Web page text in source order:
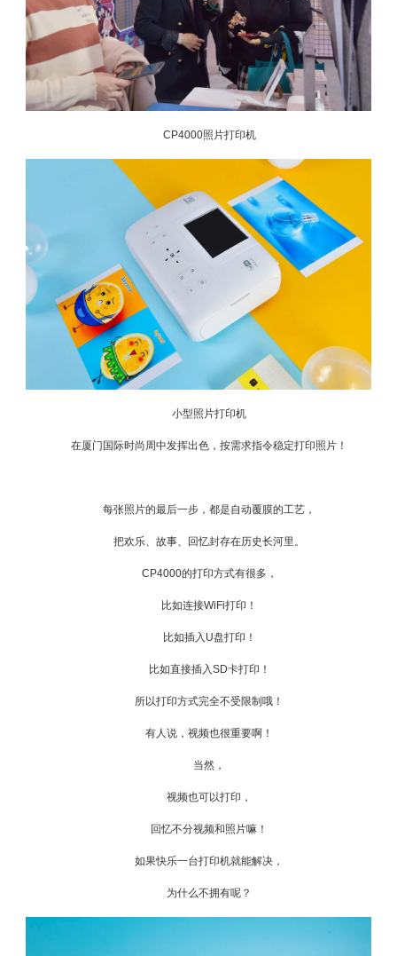
CP4000照片打印机
小型照片打印机
在厦门国际时尚周中发挥出色，按需求指令稳定打印照片！
每张照片的最后一步，都是自动覆膜的工艺，
把欢乐、故事、回忆封存在历史长河里。
CP4000的打印方式有很多，
比如连接WiFi打印！
比如插入U盘打印！
比如直接插入SD卡打印！
所以打印方式完全不受限制哦！
有人说，视频也很重要啊！
当然，
视频也可以打印，
回忆不分视频和照片嘛！
如果快乐一台打印机就能解决，
为什么不拥有呢？